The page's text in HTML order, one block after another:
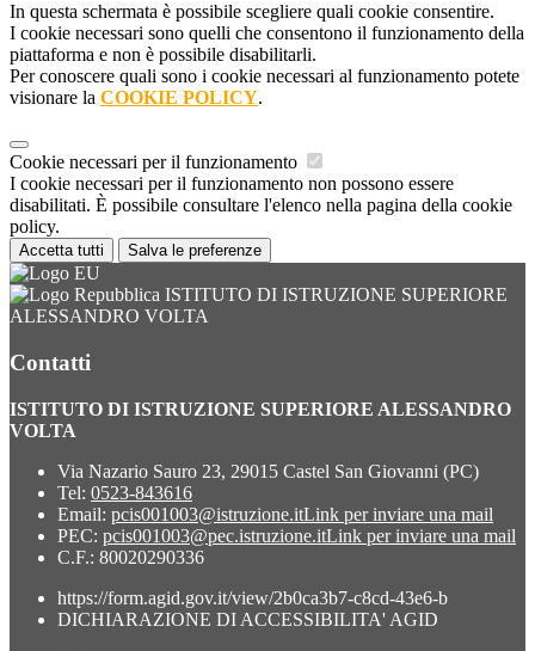
In questa schermata è possibile scegliere quali cookie consentire.
I cookie necessari sono quelli che consentono il funzionamento della
piattaforma e non è possibile disabilitarli.
Per conoscere quali sono i cookie necessari al funzionamento potete
visionare la COOKIE POLICY.
Cookie necessari per il funzionamento
I cookie necessari per il funzionamento non possono essere
disabilitati. È possibile consultare l'elenco nella pagina della cookie
policy.
Accetta tutti Salva le preferenze
ISTITUTO DI ISTRUZIONE SUPERIORE
ALESSANDRO VOLTA
Contatti
ISTITUTO DI ISTRUZIONE SUPERIORE ALESSANDRO
VOLTA
Via Nazario Sauro 23, 29015 Castel San Giovanni (PC)
Tel: 0523-843616
Email: pcis001003@istruzione.itLink per inviare una mail
PEC: pcis001003@pec.istruzione.itLink per inviare una mail
C.F.: 80020290336
https://form.agid.gov.it/view/2b0ca3b7-c8cd-43e6-b
DICHIARAZIONE DI ACCESSIBILITA' AGID